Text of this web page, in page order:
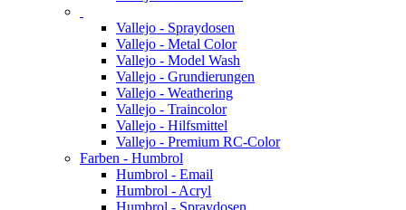
Vallejo - Spraydosen
Vallejo - Metal Color
Vallejo - Model Wash
Vallejo - Grundierungen
Vallejo - Weathering
Vallejo - Traincolor
Vallejo - Hilfsmittel
Vallejo - Premium RC-Color
Farben - Humbrol
Humbrol - Email
Humbrol - Acryl
Humbrol - Spraydosen